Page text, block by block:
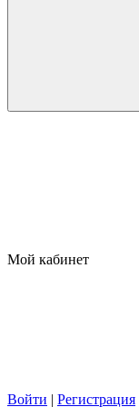
Мой кабинет
Войти | Регистрация